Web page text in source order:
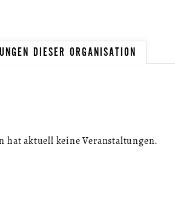
DIESER ORGANISATION
hat aktuell keine Veranstaltungen.